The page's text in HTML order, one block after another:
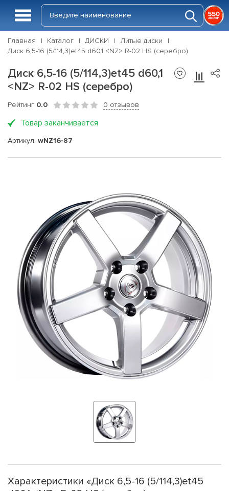
Главная Каталог ДИСКИ
Литые диски
Диск 6,5-16 (5/114,3)et45 d60,1 <NZ> R-02 HS (серебро)
Диск 6,5-16 (5/114,3)et45 d60,1
<NZ> R-02 HS (серебро)
Рейтинг 0.0 0 отзывов
Товар заканчивается
Артикул: wNZ16-87
Характеристики «Диск 6,5-16 (5/114,3)et45